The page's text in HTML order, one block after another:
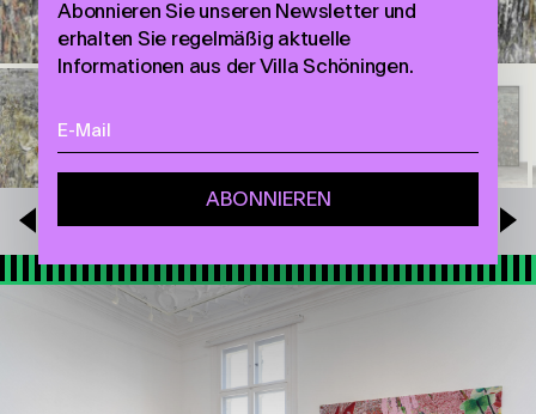
Abonnieren Sie unseren Newsletter und
erhalten Sie regelmäßig aktuelle
Informationen aus der Villa Schöningen.